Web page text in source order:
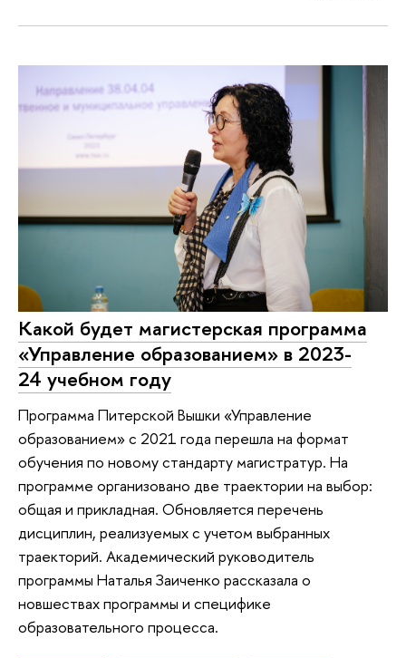
Какой будет магистерская программа
«Управление образованием» в 2023-
24 учебном году
Программа Питерской Вышки «Управление
образованием» с 2021 года перешла на формат
обучения по новому стандарту магистратур. На
программе организовано две траектории на выбор:
общая и прикладная. Обновляется перечень
дисциплин, реализуемых с учетом выбранных
траекторий. Академический руководитель
программы Наталья Заиченко рассказала о
новшествах программы и специфике
образовательного процесса.